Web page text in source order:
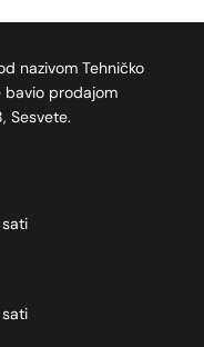
nazivom Tehničko
bavio prodajom
Sesvete.